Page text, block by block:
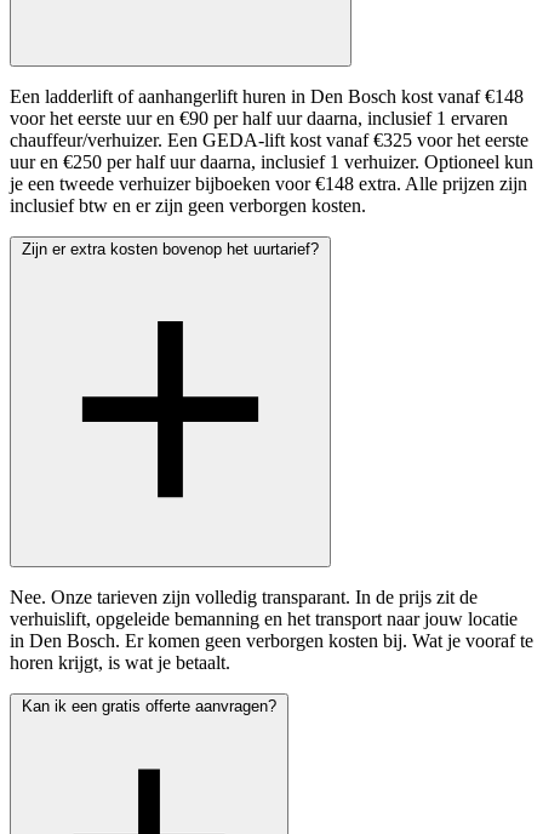
Een ladderlift of aanhangerlift huren in Den Bosch kost vanaf €148
voor het eerste uur en €90 per half uur daarna, inclusief 1 ervaren
chauffeur/verhuizer. Een GEDA-lift kost vanaf €325 voor het eerste
uur en €250 per half uur daarna, inclusief 1 verhuizer. Optioneel kun
je een tweede verhuizer bijboeken voor €148 extra. Alle prijzen zijn
inclusief btw en er zijn geen verborgen kosten.
Zijn er extra kosten bovenop het uurtarief?
Nee. Onze tarieven zijn volledig transparant. In de prijs zit de
verhuislift, opgeleide bemanning en het transport naar jouw locatie
in Den Bosch. Er komen geen verborgen kosten bij. Wat je vooraf te
horen krijgt, is wat je betaalt.
Kan ik een gratis offerte aanvragen?